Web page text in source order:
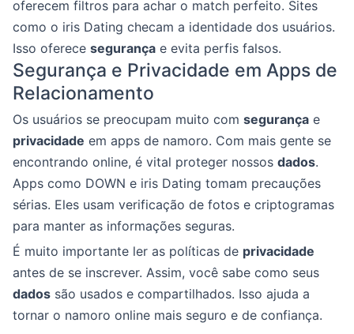
oferecem filtros para achar o match perfeito. Sites
como o iris Dating checam a identidade dos usuários.
Isso oferece segurança e evita perfis falsos.
Segurança e Privacidade em Apps de
Relacionamento
Os usuários se preocupam muito com segurança e
privacidade em apps de namoro. Com mais gente se
encontrando online, é vital proteger nossos dados.
Apps como DOWN e iris Dating tomam precauções
sérias. Eles usam verificação de fotos e criptogramas
para manter as informações seguras.
É muito importante ler as políticas de privacidade
antes de se inscrever. Assim, você sabe como seus
dados são usados e compartilhados. Isso ajuda a
tornar o namoro online mais seguro e de confiança.